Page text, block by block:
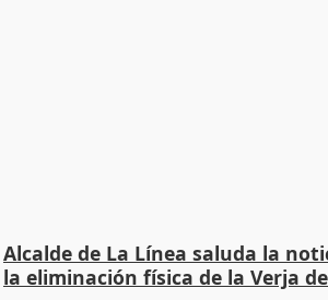
Alcalde de La Línea saluda la
la eliminación física de la Verja